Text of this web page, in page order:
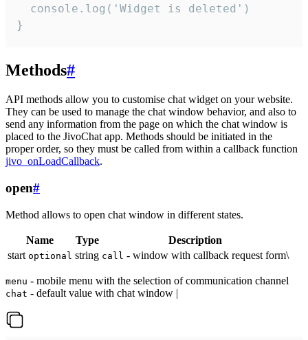
  console.log('Widget is deleted')
}
Methods#
API methods allow you to customise chat widget on your website.
They can be used to manage the chat window behavior, and also to
send any information from the page on which the chat window is
placed to the JivoChat app. Methods should be initiated in the
proper order, so they must be called from within a callback function
jivo_onLoadCallback.
open#
Method allows to open chat window in different states.
Name Type
Description
start optional string call - window with callback request form\
menu - mobile menu with the selection of communication channel
chat - default value with chat window |